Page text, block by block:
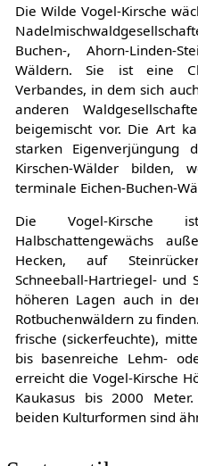
Die Wilde Vogel-Kirsche
Buchen-, Ahorn-Linden-
Wäldern. Sie ist eine
Verbandes, in dem sich
anderen
beigemischt vor. Die Art
starken Eigenverjüngung
Kirschen-Wälder bilden,
terminale Eichen-Buchen-
Die Vogel-Kirsche
Halbschattengewächs
Hecken, auf
Schneeball-Hartriegel- und
höheren Lagen auch in
Rotbuchenwäldern zu
frische (sickerfeuchte),
bis basenreiche Lehm-
erreicht die Vogel-Kirsche
Kaukasus bis 2000
beiden Kulturformen sind